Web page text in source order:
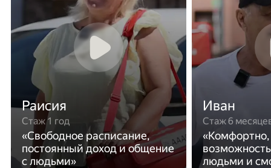
Раисия
Стаж 1 год
«Свободное расписание,
постоянный доход и общение
с людьми»
Иван
Стаж 6
людьми и